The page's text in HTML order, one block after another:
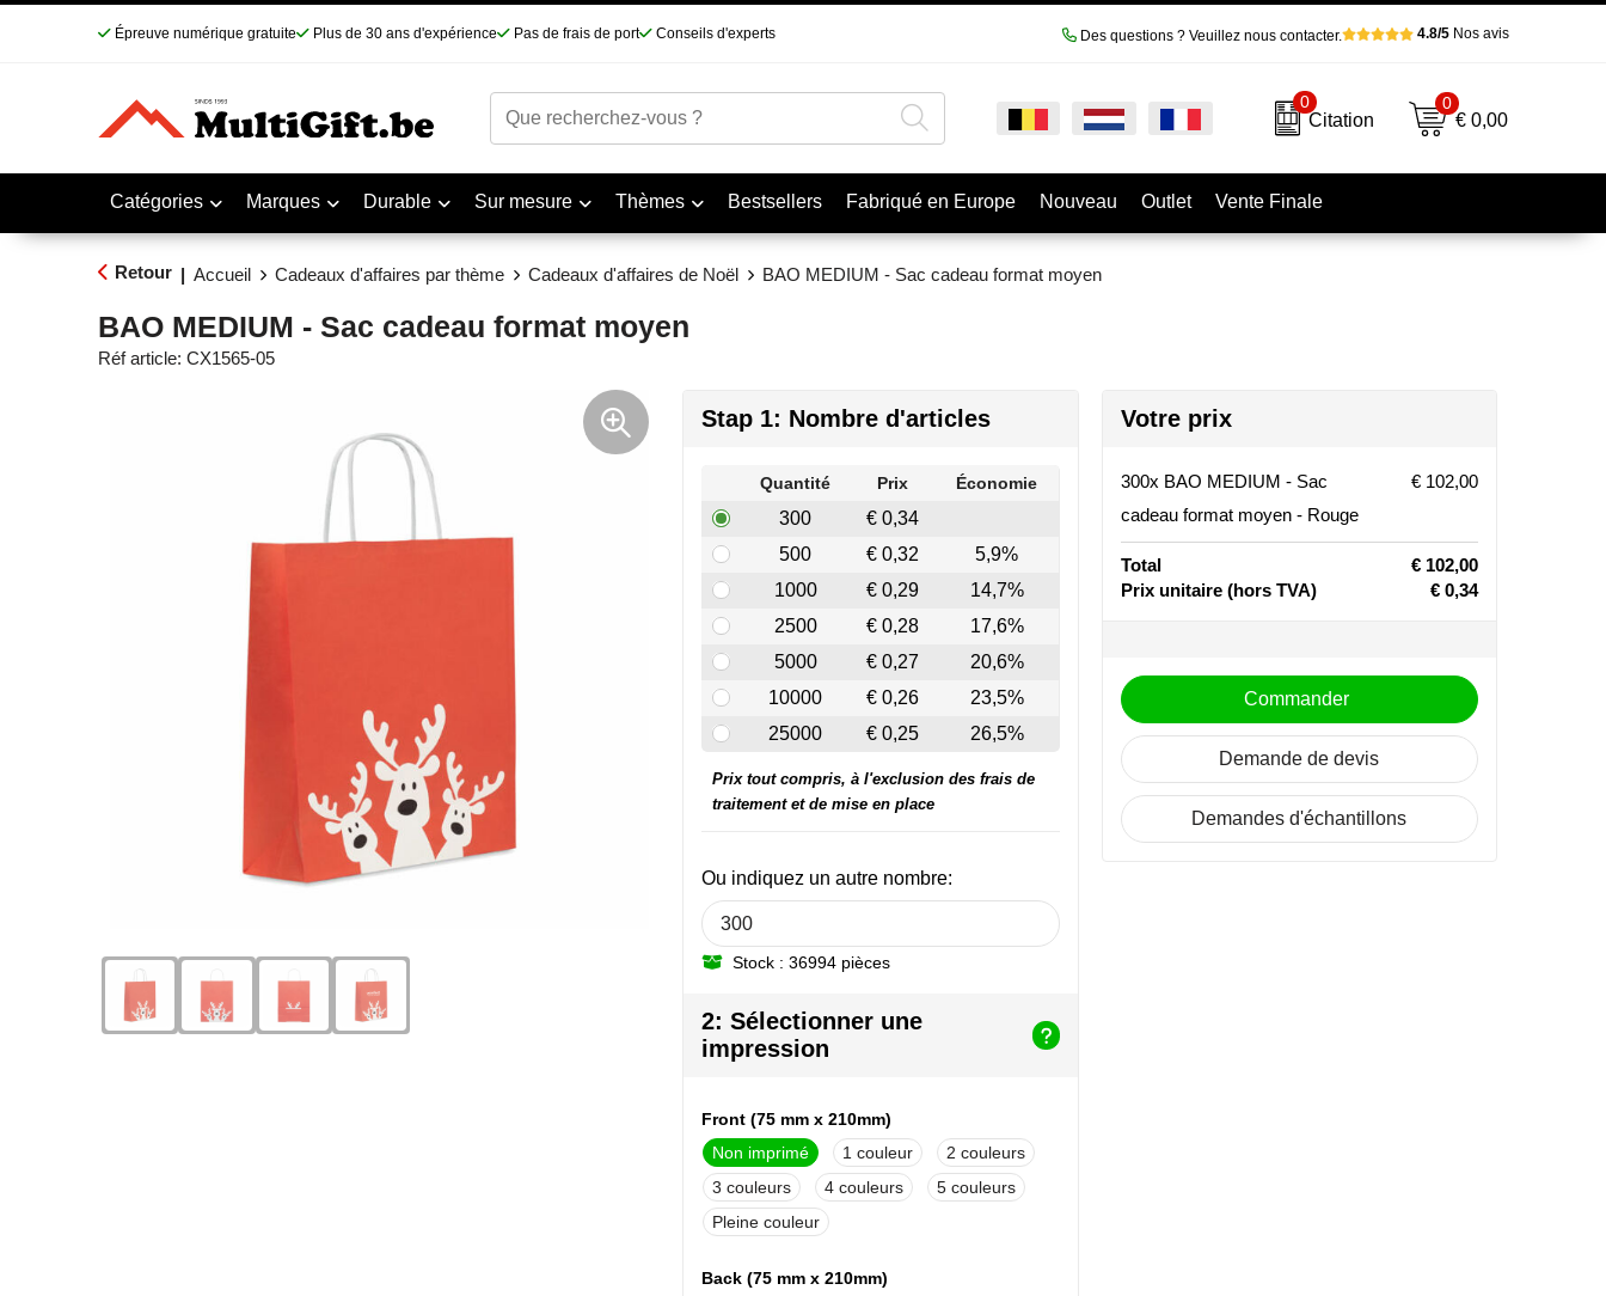
Épreuve numérique gratuite Plus de 30 ans d'expérience Pas de frais de port Conseils d'experts Des questions ? Veuillez nous contacter. 4.8/5Nos avis
0
Citation
0
€ 0,00
Catégories Marques Durable Sur mesure Thèmes Bestsellers Fabriqué en Europe Nouveau Outlet Vente Finale
Retour | Accueil Cadeaux d'affaires par thème Cadeaux d'affaires de Noël BAO MEDIUM - Sac cadeau format moyen
BAO MEDIUM - Sac cadeau format moyen
Réf article: CX1565-05
Stap 1: Nombre d'articles
Quantité Prix Économie
300
€ 0,34
500
€ 0,32
5,9%
1000
€ 0,29
14,7%
2500
€ 0,28
17,6%
5000
€ 0,27
20,6%
10000
€ 0,26
23,5%
25000
€ 0,25 26,5%
Ou indiquez un autre nombre:
Stock : 36994 pièces
Prix tout compris, à l'exclusion des frais de
traitement et de mise en place
2: Sélectionner une
impression
Front (75 mm x 210mm)
Non imprimé
1
2
3
4
5
Pleine couleur
Back (75 mm x 210mm)
Votre prix
300x BAO MEDIUM - Sac
cadeau format moyen - Rouge
€ 102,00
Total
€ 102,00
Prix unitaire(hors TVA) € 0,34
Commander
Demande de devis
Demandes d'échantillons